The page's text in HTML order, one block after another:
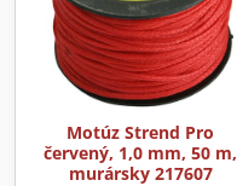
Motúz Strend Pro
červený, 1,0 mm, 50 m,
murársky 217607